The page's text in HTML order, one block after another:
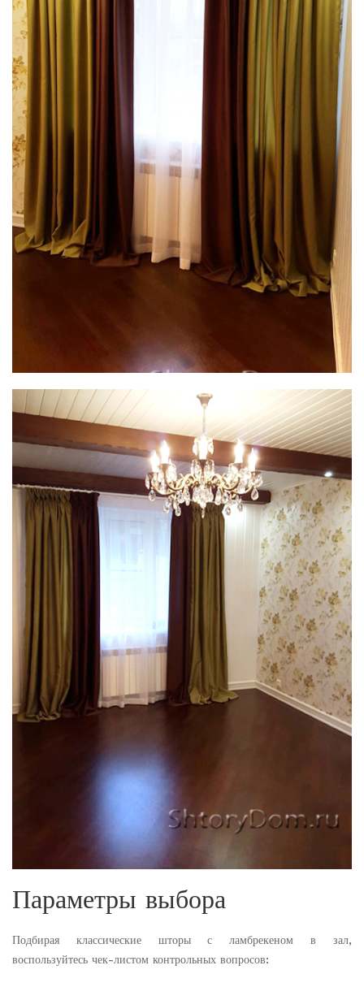
Параметры выбора
Подбирая классические шторы с ламбрекеном в зал,
воспользуйтесь чек-листом контрольных вопросов: